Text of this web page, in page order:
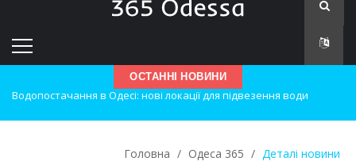
ОСТАННІ НОВИНИ
Нічна атака на Одесу: наслідки вибухів
Головна / Одеса 365 / Деталі новини